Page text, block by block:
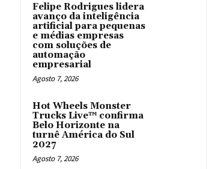
Felipe Rodrigues lidera
avanço da inteligência
artificial para pequenas
e médias empresas
com soluções de
automação
empresarial
Agosto 7, 2026
Hot Wheels Monster
Trucks Live™ confirma
Belo Horizonte na
turnê América do Sul
2027
Agosto 7, 2026